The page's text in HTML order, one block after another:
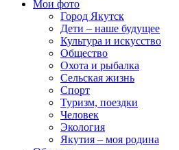
Мои фото
Город Якутск
Дети – наше будущее
Культура и искусство
Общество
Охота и рыбалка
Сельская жизнь
Спорт
Туризм, поездки
Человек
Экология
Якутия – моя родина